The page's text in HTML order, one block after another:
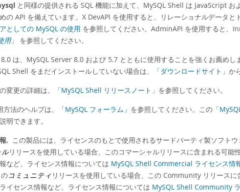
と同様の提供される SQL 機能に加えて、MySQL Shell は JavaScript
の API を備えています。X DevAPI を使用すると、リレーショナルデータと
としての MySQL の使用 を参照してください。AdminAPI を使用すると、
用」 を参照してください。
は、MySQL Server 8.0 および 5.7 とともに使用することを強くお薦めし
Shell をまだインストールしていない場合は、
「ダウンロードサイト」 か
変更の詳細は、 「MySQL Shell リリースノート」 を参照してください。
法のヘルプは、 「MySQL フォーラム」 を参照してください。この 「
明できます。
. この製品には、ライセンスのもとで使用されるサードパーティ製ソフト
ルリリースを使用している場合、このコマーシャルリリースに含まれる可能
など、ライセンス情報については MySQL Shell Commercial ライセンス情
コミュニティ リリースを使用している場合、この Community リリース
イセンス情報など、ライセンス情報については MySQL Shell Community